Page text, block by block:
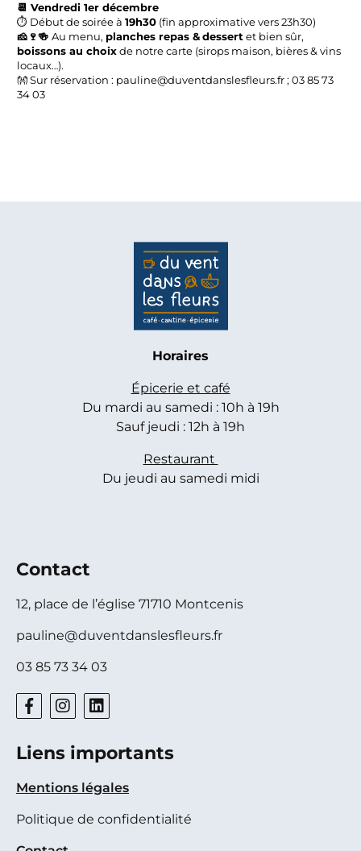
​📆 Vendredi 1er décembre
⏱️ Début de soirée à 19h30 (fin approximative vers 23h30)
🧀​🍷​🍻 ​Au menu, planches repas &dessert et bien sûr,
boissons au choixde notre carte (sirops maison, bières & vins
locaux…).
👐 Sur réservation : pauline@duventdanslesfleurs.fr ; 03 85 73
34 03
Horaires
Épicerie et café
Du mardi au samedi : 10h à 19h
Sauf jeudi : 12h à 19h
Restaurant
Du jeudi au samedi midi
Contact
12, place de l’église 71710 Montcenis
pauline@duventdanslesfleurs.fr
03 85 73 34 03
Liens importants
Mentions légales
Politique de confidentialité